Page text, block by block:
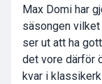
Max Domi har
säsongen vilket
ser ut att ha
det vore därför
kvar i